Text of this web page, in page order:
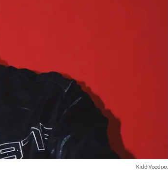
Kidd Voodoo.